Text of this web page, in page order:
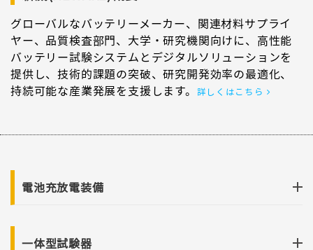
グローバルなバッテリーメーカー、関連材料サプライ
ヤー、品質検査部門、大学・研究機関向けに、高性能
バッテリー試験システムとデジタルソリューションを
提供し、技術的課題の突破、研究開発効率の最適化、
持続可能な産業発展を支援します。
詳しくはこちら
電池充放電装備
一体型試験器